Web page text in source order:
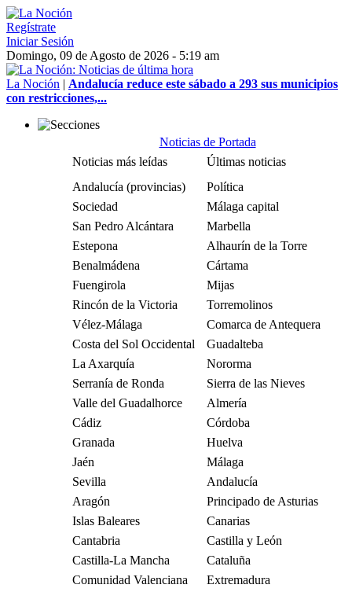
Regístrate
Iniciar Sesión
Domingo, 09 de Agosto de 2026 - 5:19 am
La Noción | Andalucía reduce este sábado a 293 sus municipios
con restricciones,...
Noticias de Portada
Noticias más leídas
Últimas noticias
Andalucía (provincias)
Política
Sociedad
Málaga capital
San Pedro Alcántara
Marbella
Estepona
Alhaurín de la Torre
Benalmádena
Cártama
Fuengirola
Mijas
Rincón de la Victoria
Torremolinos
Vélez-Málaga
Comarca de Antequera
Costa del Sol Occidental
Guadalteba
La Axarquía
Nororma
Serranía de Ronda
Sierra de las Nieves
Valle del Guadalhorce
Almería
Cádiz
Córdoba
Granada
Huelva
Jaén
Málaga
Sevilla
Andalucía
Aragón
Principado de Asturias
Islas Baleares
Canarias
Cantabria
Castilla y León
Castilla-La Mancha
Cataluña
Comunidad Valenciana
Extremadura